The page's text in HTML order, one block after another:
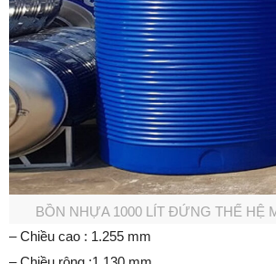
BỒN NHỰA 1000 LÍT ĐỨNG THẾ HỆ
– Chiều cao : 1.255 mm